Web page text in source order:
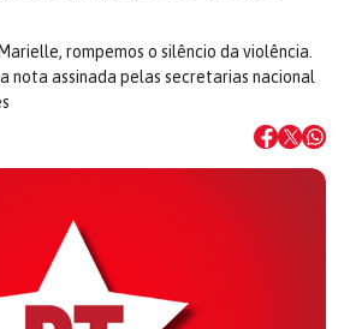
rompemos o silêncio da violência.
nota assinada pelas secretarias nacional